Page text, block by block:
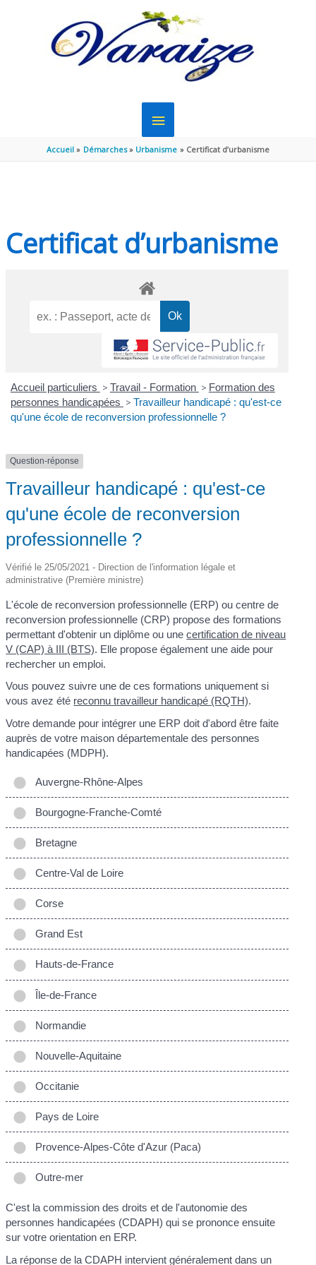
MENU
PRINCIPAL
Accueil Démarches Urbanisme Certificat d’urbanisme
Certificat d’urbanisme
Accueil particuliers > Travail - Formation > Formation des
personnes handicapées > Travailleur handicapé : qu'est-ce
qu'une école de reconversion professionnelle ?
Question-réponse
Travailleur handicapé : qu'est-ce
qu'une école de reconversion
professionnelle ?
Vérifié le 25/05/2021 - Direction de l'information légale et
administrative (Première ministre)
L'école de reconversion professionnelle (ERP) ou centre de
reconversion professionnelle (CRP) propose des formations
permettant d'obtenir un diplôme ou unecertification de niveau
V (CAP) à III (BTS). Elle propose également une aide pour
rechercher un emploi.
Vous pouvez suivre une de ces formations uniquement si
vous avez été reconnu travailleur handicapé (RQTH).
Votre demande pour intégrer une ERP doit d'abord être faite
auprès de votre maison départementale des personnes
handicapées (MDPH).
Auvergne-Rhône-Alpes
Bourgogne-Franche-Comté
Bretagne
Centre-Val de Loire
Corse
Grand Est
Hauts-de-France
Île-de-France
Normandie
Nouvelle-Aquitaine
Occitanie
Pays de Loire
Provence-Alpes-Côte d'Azur (Paca)
Outre-mer
C'est la commission des droits et de l'autonomie des
personnes handicapées (CDAPH) qui se prononce ensuite
sur votre orientation en ERP.
La réponse de la CDAPH intervient généralement dans un